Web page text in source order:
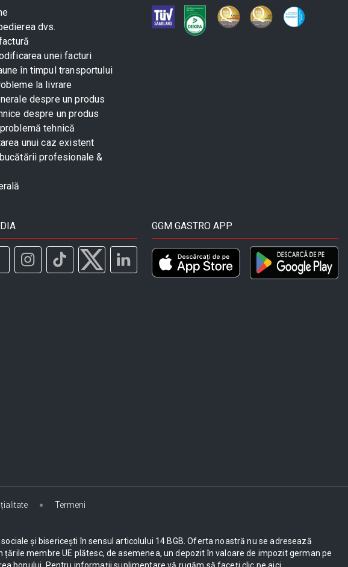
dvs.
unei facturi
în timpul transportului
la livrare
despre un produs
despre un produs
tehnică
unui caz existent
profesionale &
GGM GASTRO APP
Termeni
și bisericești în sensul articolului 14 BGB. Oferta noastră nu se adresează
membre UE plătesc, de asemenea, un depozit în valoare de impozit german pe